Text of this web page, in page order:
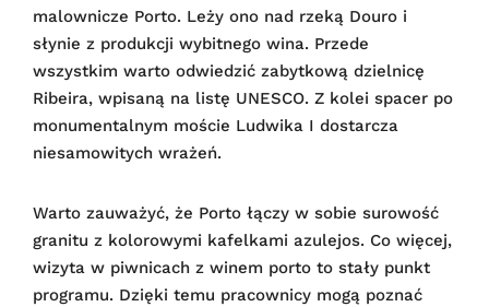
malownicze Porto. Leży ono nad rzeką Douro i
słynie z produkcji wybitnego wina. Przede
wszystkim warto odwiedzić zabytkową dzielnicę
Ribeira, wpisaną na listę UNESCO. Z kolei spacer po
monumentalnym moście Ludwika I dostarcza
niesamowitych wrażeń.
Warto zauważyć, że Porto łączy w sobie surowość
granitu z kolorowymi kafelkami azulejos. Co więcej,
wizyta w piwnicach z winem porto to stały punkt
programu. Dzięki temu pracownicy mogą poznać